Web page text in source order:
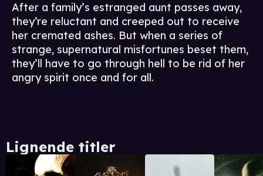
After a family’s estranged aunt passes away,
they’re reluctant and creeped out to receive
her cremated ashes. But when a series of
strange, supernatural misfortunes beset them,
they’ll have to go through hell to be rid of her
angry spirit once and for all.
Lignende titler